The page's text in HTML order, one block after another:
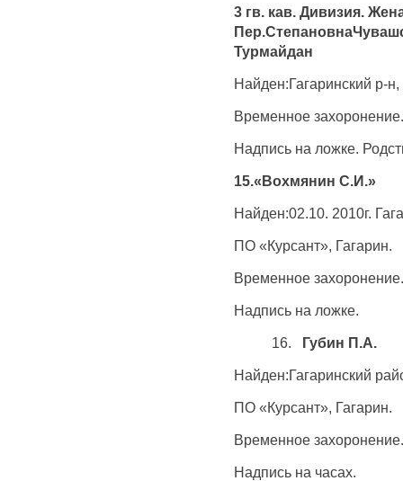
3 гв. кав. Дивизия.
Турмайдан
Найден:Гагаринский р-
Временное захоронение.
Надпись на ложке.
15.«Вохмянин С.И.»
Найден:02.10. 2010г.
ПО «Курсант», Гагарин.
Временное захоронение.
Надпись на ложке.
16. Губин П.А.
Найден:Гагаринский
ПО «Курсант», Гагарин.
Временное захоронение.
Надпись на часах.